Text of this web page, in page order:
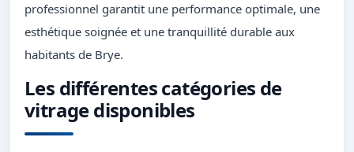
professionnel garantit une performance optimale, une
esthétique soignée et une tranquillité durable aux
habitants de Brye.
Les différentes catégories de
vitrage disponibles